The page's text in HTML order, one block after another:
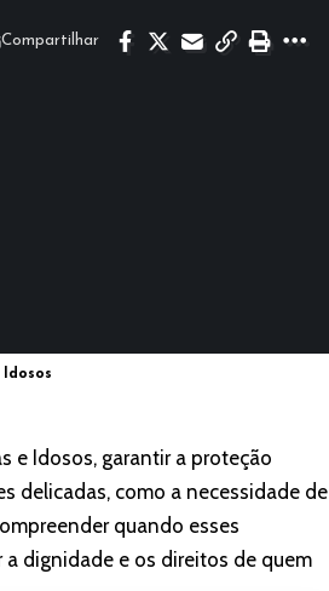
Compartilhar
e Idosos, garantir a proteção
delicadas, como a necessidade de
quando esses
a dignidade e os direitos de quem